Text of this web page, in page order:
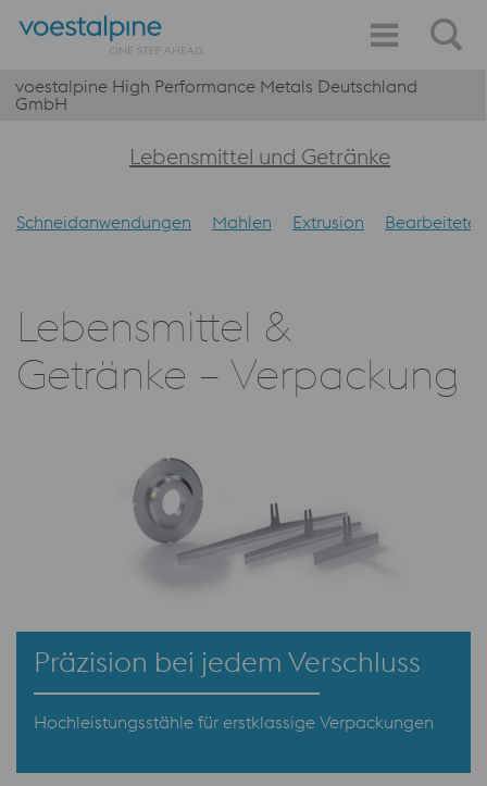
voestalpine High Performance Metals Deutschland
GmbH
Lebensmittel und Getränke
Schneidanwendungen Mahlen Extrusion Bearbeitete
Lebensmittel &
Getränke – Verpackung
Präzision bei jedem Verschluss
Hochleistungsstähle für erstklassige Verpackungen